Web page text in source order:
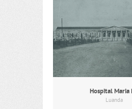
Hospital Maria
Luanda